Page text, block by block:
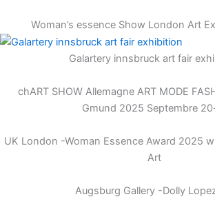
Woman’s essence Show London Art
Galartery innsbruck art fair
chART SHOW Allemagne ART MODE
Gmund 2025 Septembre
UK London -Woman Essence Award 2025
Art
Augsburg Gallery -Dolly